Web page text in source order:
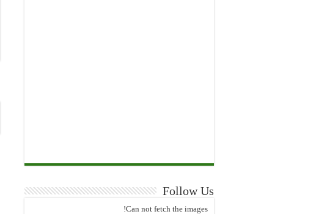
Follow Us
Can not fetch the images!